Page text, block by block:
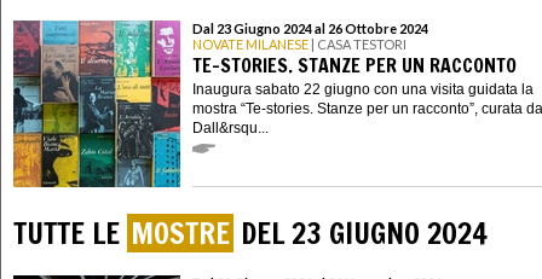
Dal 23 Giugno 2024 al 26 Ottobre 2024
NOVATE MILANESE | CASA TESTORI
TE-STORIES. STANZE PER UN RACCONTO
Inaugura sabato 22 giugno con una visita guidata la
mostra “Te-stories. Stanze per un racconto”, curata
Dall&rsqu...
TUTTE LE MOSTRE DEL 23 GIUGNO 2024